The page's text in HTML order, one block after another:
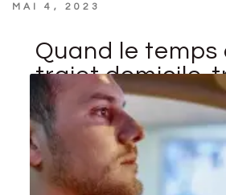
MAI 4, 2023
Quand le temps
trajet domicile-
constitue-t-il du
de travail